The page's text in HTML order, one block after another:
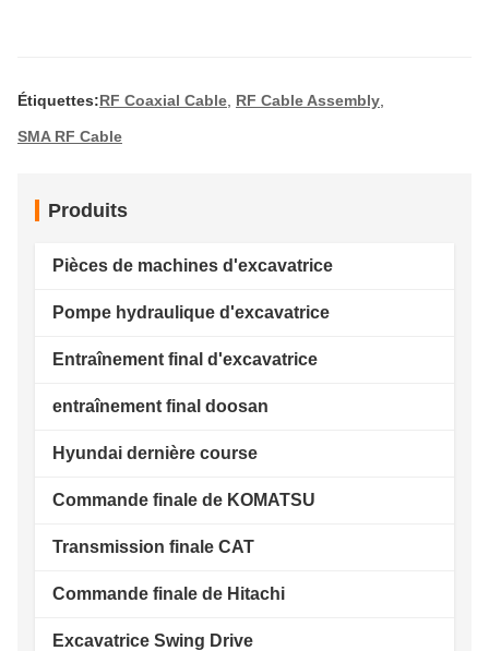
Étiquettes:RF Coaxial Cable RF Cable Assembly
SMA RF Cable
Produits
Pièces de machines d'excavatrice
Pompe hydraulique d'excavatrice
Entraînement final d'excavatrice
entraînement final doosan
Hyundai dernière course
Commande finale de KOMATSU
Transmission finale CAT
Commande finale de Hitachi
Excavatrice Swing Drive